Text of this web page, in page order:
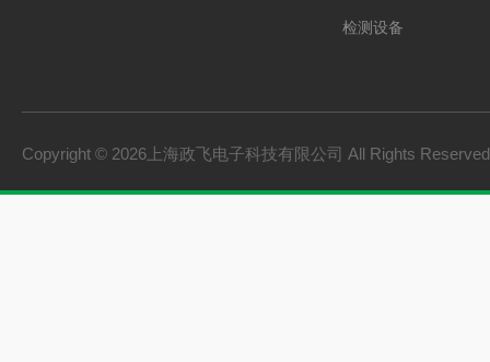
检测设备
Copyright © 2026上海政飞电子科技有限公司 All Rights